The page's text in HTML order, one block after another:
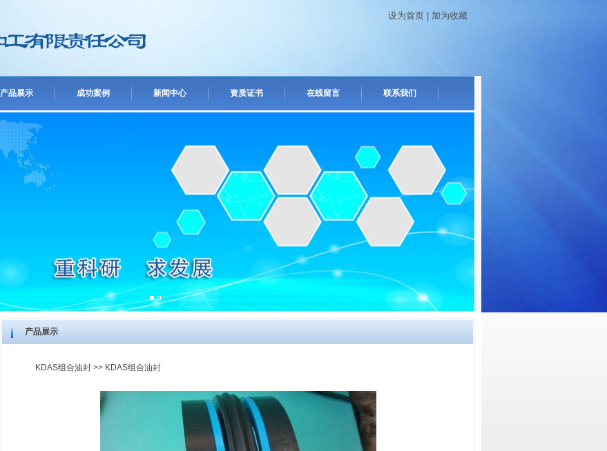
设为首页 加为收藏
产品展示 成功案例 新闻中心 资质证书 在线留言 联系我们
产品展示
KDAS组合油封>> KDAS组合油封